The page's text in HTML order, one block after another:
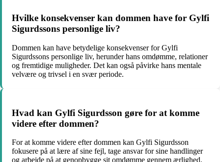
Hvilke konsekvenser kan dommen have for Gylfi
Sigurdssons personlige liv?
Dommen kan have betydelige konsekvenser for Gylfi
Sigurdssons personlige liv, herunder hans omdømme, relationer
og fremtidige muligheder. Det kan også påvirke hans mentale
velvære og trivsel i en svær periode.
Hvad kan Gylfi Sigurdsson gøre for at komme
videre efter dommen?
For at komme videre efter dommen kan Gylfi Sigurdsson
fokusere på at lære af sine fejl, tage ansvar for sine handlinger
og arbejde på at genopbygge sit omdømme gennem ærlighed,